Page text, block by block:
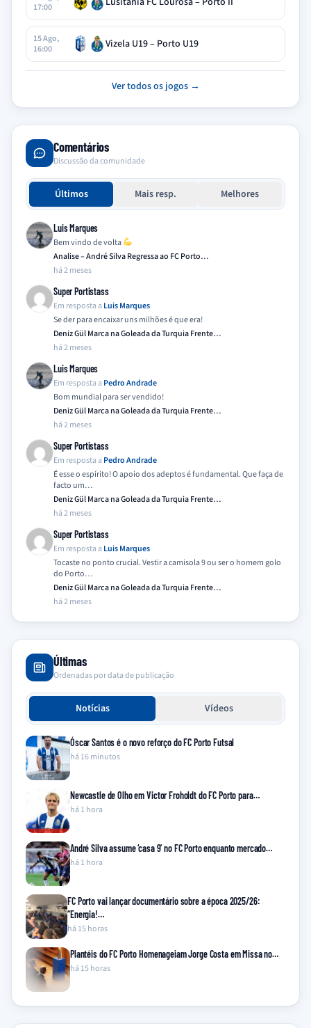
17:00
15 Ago,
16:00
Vizela U19 – Porto U19
Ver todos os jogos →
Comentários
Discussão da comunidade
Últimos Mais resp. Melhores
Luis Marques
Bem vindo de volta
Analise – André Silva Regressa ao FC Porto…
há 2 meses
Super Portistass
Em resposta a Luis Marques
Se der para encaixar uns milhões é que era!
Deniz Gül Marca na Goleada da Turquia Frente…
há 2 meses
Luis Marques
Em resposta a Pedro Andrade
Bom mundial para ser vendido!
Deniz Gül Marca na Goleada da Turquia Frente…
há 2 meses
Super Portistass
Em resposta a Pedro Andrade
É esse o espírito! O apoio dos adeptos é fundamental. Que faça de
facto um…
Deniz Gül Marca na Goleada da Turquia Frente…
há 2 meses
Super Portistass
Em resposta a Luis Marques
Tocaste no ponto crucial. Vestir a camisola 9 ou ser o homem golo
do Porto…
Deniz Gül Marca na Goleada da Turquia Frente…
há 2 meses
Últimas
Ordenadas por data de publicação
Notícias Vídeos
Óscar Santos é o novo reforço do FC Porto Futsal
há 16 minutos
Newcastle de Olho em Victor Froholdt do FC Porto para…
há 1 hora
André Silva assume ‘casa 9’ no FC Porto enquanto mercado…
há 1 hora
FC Porto vai lançar documentário sobre a época 2025/26:
“Energia!…
há 15 horas
Plantéis do FC Porto Homenageiam Jorge Costa em Missa no…
há 15 horas